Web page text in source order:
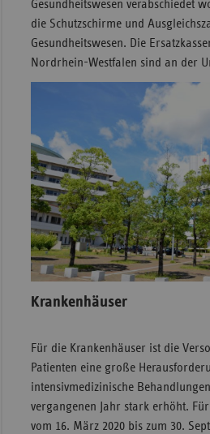
Gesundheitswesen verabschiedet
die Schutzschirme und
Gesundheitswesen. Die
Nordrhein-Westfalen sind an der
Krankenhäuser
Für die Krankenhäuser ist die
Patienten eine große
intensivmedizinische
vergangenen Jahr stark erhöht.
vom 16. März 2020 bis zum 30.